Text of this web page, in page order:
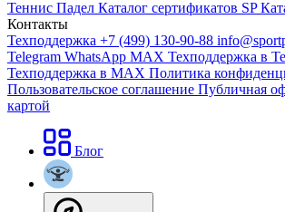
Теннис Падел Каталог сертификатов SP
Контакты
Техподдержка +7 (499) 130-90-88
Telegram WhatsApp MAX Техподдержка в
Техподдержка в MAX Политика
Пользовательское соглашение Публичная
картой
Блог